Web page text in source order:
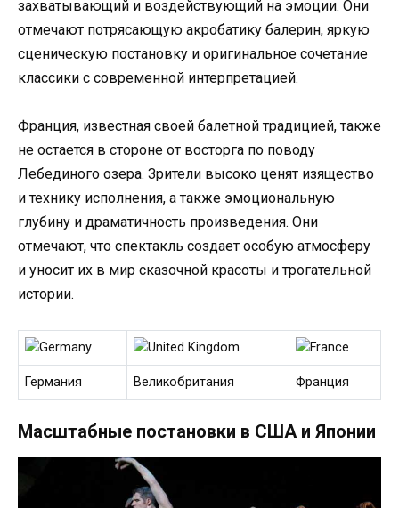
захватывающий и воздействующий на эмоции. Они
отмечают потрясающую акробатику балерин, яркую
сценическую постановку и оригинальное сочетание
классики с современной интерпретацией.
Франция, известная своей балетной традицией, также
не остается в стороне от восторга по поводу
Лебединого озера. Зрители высоко ценят изящество
и технику исполнения, а также эмоциональную
глубину и драматичность произведения. Они
отмечают, что спектакль создает особую атмосферу
и уносит их в мир сказочной красоты и трогательной
истории.
Германия Великобритания Франция
Масштабные постановки в США и Японии